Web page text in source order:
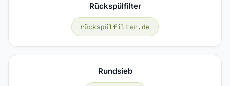
Rückspülfilter
rückspülfilter.de
Rundsieb